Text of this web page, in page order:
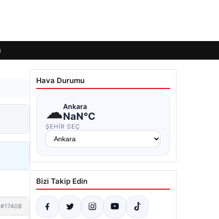
#17408
Hava Durumu
☁Ankara
NaN°C
ŞEHIR SEÇ
Bizi Takip Edin